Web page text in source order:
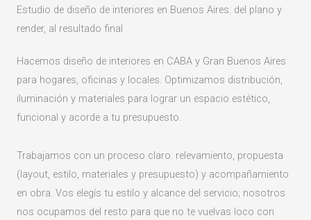
Estudio de diseño de interiores en Buenos Aires: del plano y
render, al resultado final
Hacemos diseño de interiores en CABA y Gran Buenos Aires
para hogares, oficinas y locales. Optimizamos distribución,
iluminación y materiales para lograr un espacio estético,
funcional y acorde a tu presupuesto.
Trabajamos con un proceso claro: relevamiento, propuesta
(layout, estilo, materiales y presupuesto) y acompañamiento
en obra. Vos elegís tu estilo y alcance del servicio; nosotros
nos ocupamos del resto para que no te vuelvas loco con